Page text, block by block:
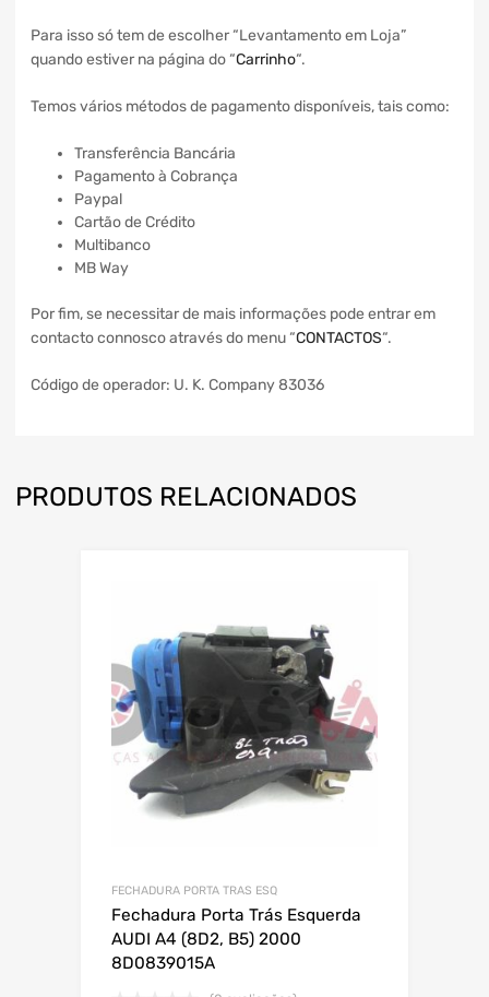
Para isso só tem de escolher “Levantamento em Loja”
quando estiver na página do “Carrinho“.
Temos vários métodos de pagamento disponíveis, tais como:
Transferência Bancária
Pagamento à Cobrança
Paypal
Cartão de Crédito
Multibanco
MB Way
Por fim, se necessitar de mais informações pode entrar em
contacto connosco através do menu “CONTACTOS“.
Código de operador: U. K. Company 83036
PRODUTOS RELACIONADOS
FECHADURA PORTA TRAS ESQ
Fechadura Porta Trás Esquerda
AUDI A4 (8D2, B5) 2000
8D0839015A